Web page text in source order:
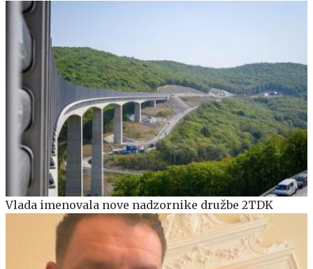
Vlada imenovala nove nadzornike družbe 2TDK